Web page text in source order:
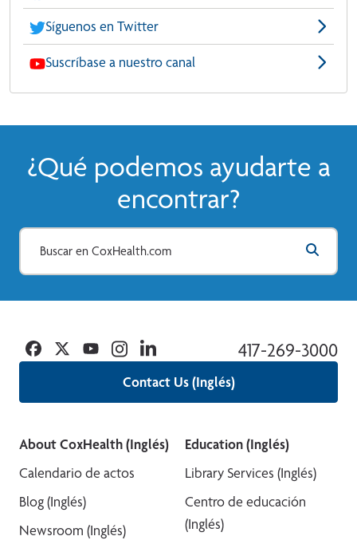
Síguenos en Twitter
Suscríbase a nuestro canal
¿Qué podemos ayudarte a
encontrar?
Contact Us (Inglés)
417-269-3000
Facebook
TwitterYouTubeInstagramLinkedin
About CoxHealth (Inglés)
Calendario de actos
Blog (Inglés)
Newsroom (Inglés)
Education (Inglés)
Library Services (Inglés)
Centro de educación
(Inglés)